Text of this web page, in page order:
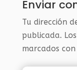
Enviar
Tu dirección
publicada.
marcados con